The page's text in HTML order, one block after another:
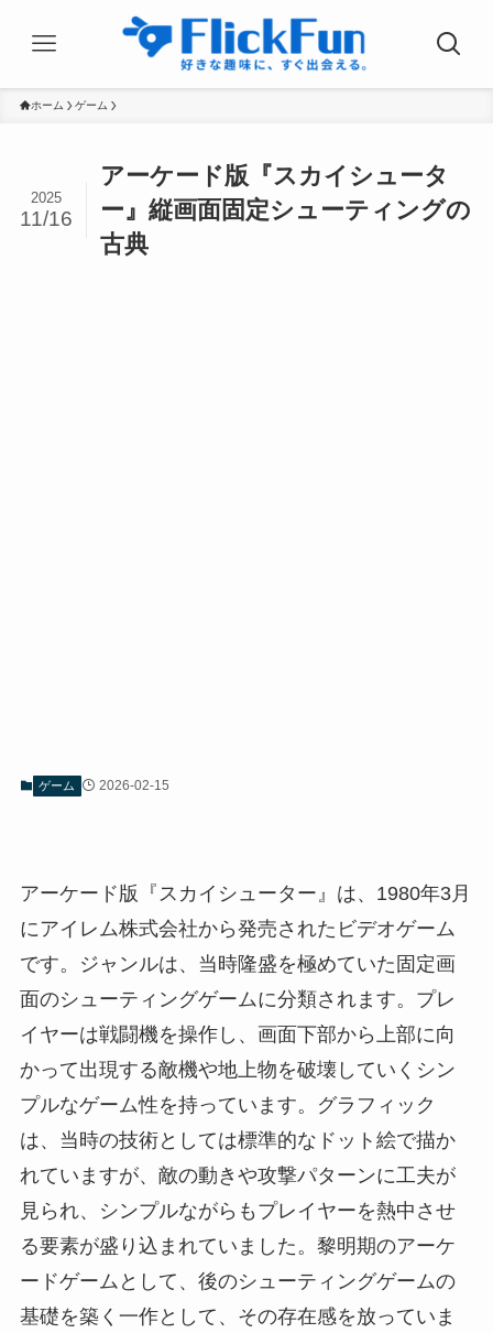
ホーム ゲーム
アーケード版『スカイシュータ
ー』縦画面固定シューティングの
古典
2025
11/16
ゲーム 2026-02-15
アーケード版『スカイシューター』は、1980年3月
にアイレム株式会社から発売されたビデオゲーム
です。ジャンルは、当時隆盛を極めていた固定画
面のシューティングゲームに分類されます。プレ
イヤーは戦闘機を操作し、画面下部から上部に向
かって出現する敵機や地上物を破壊していくシン
プルなゲーム性を持っています。グラフィック
は、当時の技術としては標準的なドット絵で描か
れていますが、敵の動きや攻撃パターンに工夫が
見られ、シンプルながらもプレイヤーを熱中させ
る要素が盛り込まれていました。黎明期のアーケ
ードゲームとして、後のシューティングゲームの
基礎を築く一作として、その存在感を放っていま